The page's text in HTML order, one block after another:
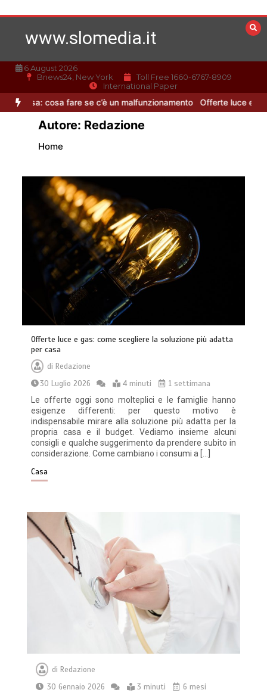
www.slomedia.it
6 August 2026
Bnews24, New York
Toll Free 1660-6767-8909
International Paper
se c’è un malfunzionamento Offerte luce e gas: come
Autore: Redazione
Home
Offerte luce e gas: come scegliere la soluzione più adatta
per casa
diRedazione
30 Luglio 2026
4 minuti
1 settimana
Le offerte oggi sono molteplici e le famiglie hanno
esigenze differenti: per questo motivo è
indispensabile mirare alla soluzione più adatta per la
propria casa e il budget. Vediamo insieme alcuni
consigli e qualche suggerimento da prendere subito in
considerazione. Come cambiano i consumi a […]
Casa
di Redazione
30 Gennaio 2026
3 minuti 6 mesi